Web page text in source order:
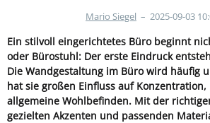
Mario Siegel – 2025-09-03
Ein stilvoll eingerichtetes Büro beginnt
oder Bürostuhl: Der erste Eindruck
Die Wandgestaltung im Büro wird häufig
hat sie großen Einfluss auf
allgemeine Wohlbefinden. Mit der
gezielten Akzenten und passenden